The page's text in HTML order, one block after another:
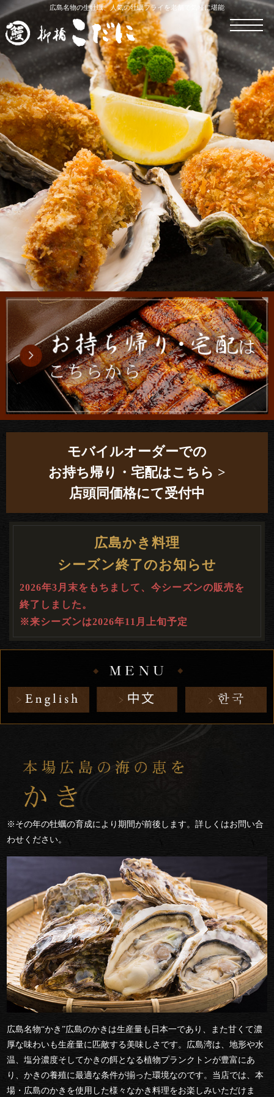
広島名物の生牡蠣、人気の牡蠣フライを老舗で気軽に堪能
ホーム
うなぎ料理
すっぽん料理
かき料理
お持ち帰り・宅配
店舗情報
モバイルオーダーでの
お持ち帰り・宅配はこちら >
店頭同価格にて受付中
広島かき料理
シーズン終了のお知らせ
2026年3月末をもちまして、今シーズンの販売を
終了しました。
※来シーズンは2026年11月上旬予定
※その年の牡蠣の育成により期間が前後します。詳しくはお問い合
わせください。
広島名物“かき”広島のかきは生産量も日本一であり、また甘くて濃
厚な味わいも生産量に匹敵する美味しさです。広島湾は、地形や水
温、塩分濃度そしてかきの餌となる植物プランクトンが豊富にあ
り、かきの養殖に最適な条件が揃った環境なのです。当店では、本
場・広島のかきを使用した様々なかき料理をお楽しみいただけま